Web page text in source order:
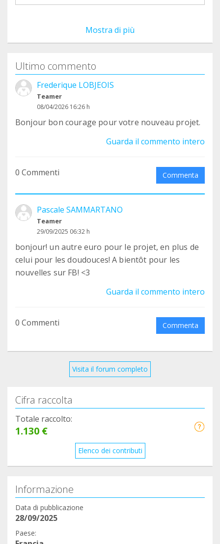
Mostra di più
Ultimo commento
Frederique LOBJEOIS
Teamer
08/04/2026 16:26 h
Bonjour bon courage pour votre nouveau projet.
Guarda il commento intero
0 Commenti Commenta
Pascale SAMMARTANO
Teamer
29/09/2025 06:32 h
bonjour! un autre euro pour le projet, en plus de
celui pour les doudouces! A bientôt pour les
nouvelles sur FB! <3
Guarda il commento intero
0 Commenti Commenta
Visita il forum completo
Cifra raccolta
Totale raccolto:
1.130 €
Elenco dei contributi
Informazione
Data di pubblicazione
28/09/2025
Paese: